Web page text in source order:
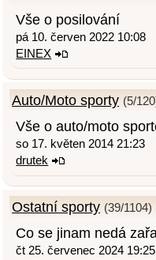
Vše o posilování
pá 10. červen 2022 10:08
EINEX
Auto/Moto sporty (5/
Vše o auto/moto
so 17. květen 2014 21:23
drutek
Ostatní sporty (39/1104)
Co se jinam nedá
čt 25. červenec 2024 19:25